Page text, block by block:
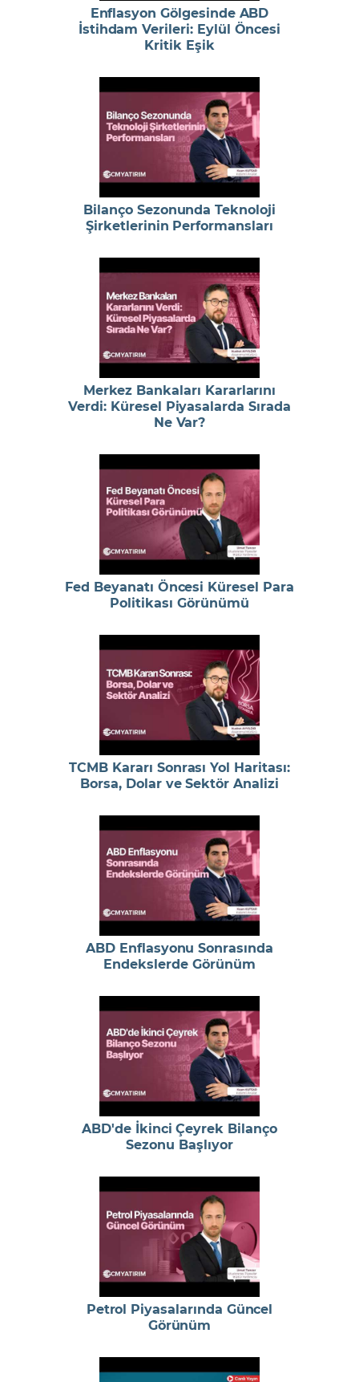
Enflasyon Gölgesinde ABD
İstihdam Verileri: Eylül Öncesi
Kritik Eşik
Bilanço Sezonunda Teknoloji
Şirketlerinin Performansları
Merkez Bankaları Kararlarını
Verdi: Küresel Piyasalarda Sırada
Ne Var?
Fed Beyanatı Öncesi Küresel Para
Politikası Görünümü
TCMB Kararı Sonrası Yol Haritası:
Borsa, Dolar ve Sektör Analizi
ABD Enflasyonu Sonrasında
Endekslerde Görünüm
ABD'de İkinci Çeyrek Bilanço
Sezonu Başlıyor
Petrol Piyasalarında Güncel
Görünüm